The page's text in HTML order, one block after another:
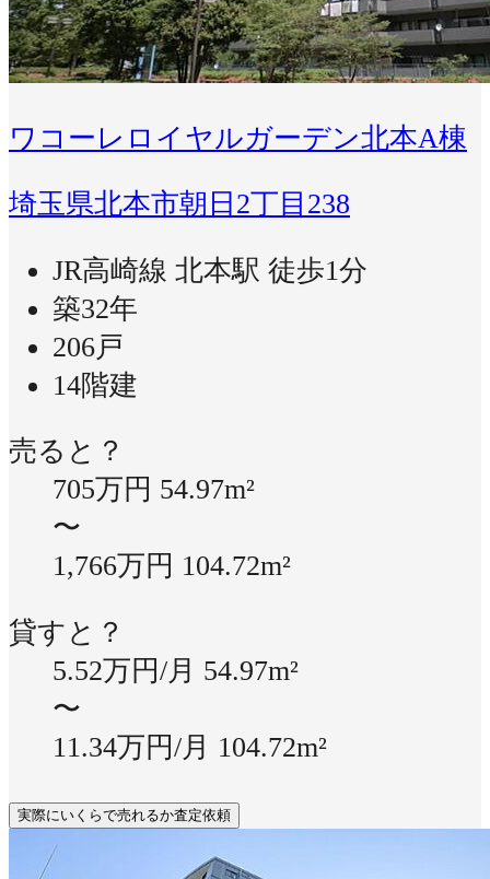
ワコーレロイヤルガーデン北本A棟
埼玉県北本市朝日2丁目238
JR高崎線 北本駅 徒歩1分
築32年
206戸
14階建
売ると？
705万円 54.97m²
〜
1,766万円 104.72m²
貸すと？
5.52万円/月 54.97m²
〜
11.34万円/月 104.72m²
実際にいくらで売れるか査定依頼